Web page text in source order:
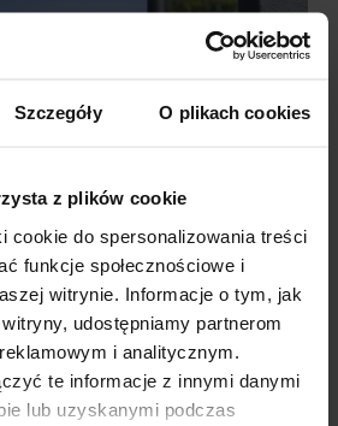
Szczegóły O plikach cookies
z plików cookie
cookie do spersonalizowania treści
funkcje społecznościowe i
witrynie. Informacje o tym, jak
udostępniamy partnerom
i analitycznym.
te informacje z innymi danymi
lub uzyskanymi podczas